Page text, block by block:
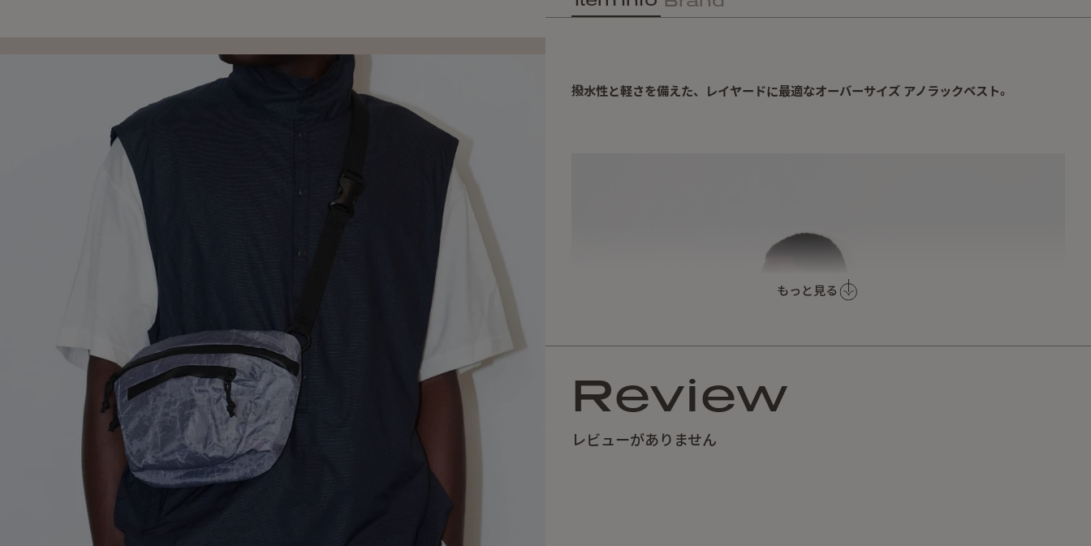
もっと見る
撥水性と軽さを備えた、レイヤードに最適なオーバーサイズ アノラックベスト。
Review
レビューがありません